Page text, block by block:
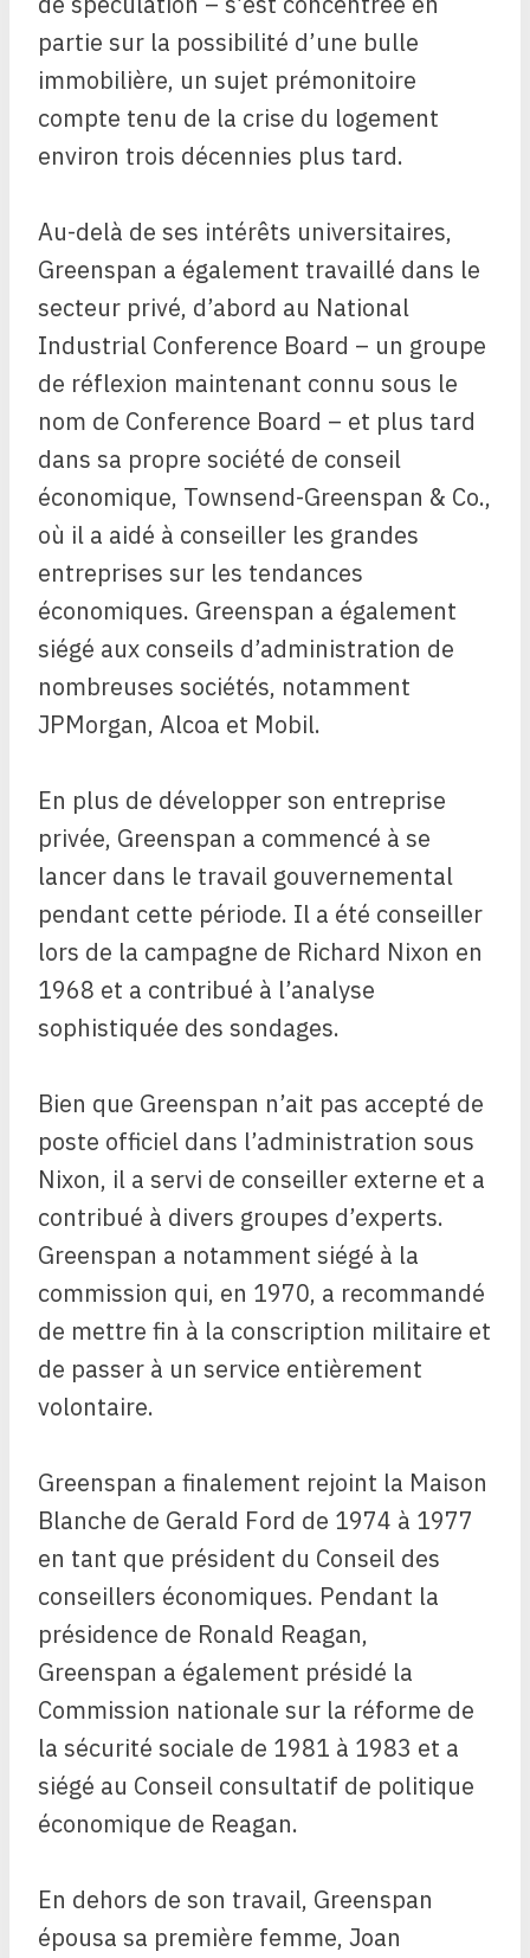
partie sur la possibilité d’une bulle
immobilière, un sujet prémonitoire
compte tenu de la crise du logement
environ trois décennies plus tard.
Au-delà de ses intérêts universitaires,
Greenspan a également travaillé dans le
secteur privé, d’abord au National
Industrial Conference Board – un groupe
de réflexion maintenant connu sous le
nom de Conference Board – et plus tard
dans sa propre société de conseil
économique, Townsend-Greenspan & Co.,
où il a aidé à conseiller les grandes
entreprises sur les tendances
économiques. Greenspan a également
siégé aux conseils d’administration de
nombreuses sociétés, notamment
JPMorgan, Alcoa et Mobil.
En plus de développer son entreprise
privée, Greenspan a commencé à se
lancer dans le travail gouvernemental
pendant cette période. Il a été conseiller
lors de la campagne de Richard Nixon en
1968 et a contribué à l’analyse
sophistiquée des sondages.
Bien que Greenspan n’ait pas accepté de
poste officiel dans l’administration sous
Nixon, il a servi de conseiller externe et a
contribué à divers groupes d’experts.
Greenspan a notamment siégé à la
commission qui, en 1970, a recommandé
de mettre fin à la conscription militaire et
de passer à un service entièrement
volontaire.
Greenspan a finalement rejoint la Maison
Blanche de Gerald Ford de 1974 à 1977
en tant que président du Conseil des
conseillers économiques. Pendant la
présidence de Ronald Reagan,
Greenspan a également présidé la
Commission nationale sur la réforme de
la sécurité sociale de 1981 à 1983 et a
siégé au Conseil consultatif de politique
économique de Reagan.
En dehors de son travail, Greenspan
épousa sa première femme, Joan